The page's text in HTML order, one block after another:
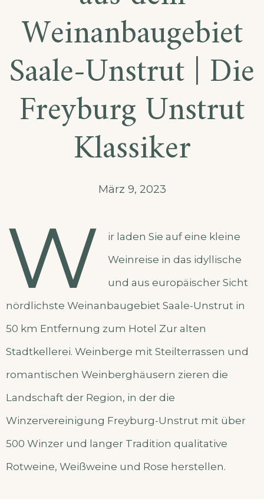
Weinanbaugebiet
Saale-Unstrut | Die
Freyburg Unstrut
Klassiker
März 9, 2023
W
ir laden Sie auf eine kleine
Weinreise in das idyllische
und aus europäischer Sicht
nördlichste Weinanbaugebiet Saale-Unstrut in
50 km Entfernung zum Hotel Zur alten
Stadtkellerei. Weinberge mit Steilterrassen und
romantischen Weinberghäusern zieren die
Landschaft der Region, in der die
Winzervereinigung Freyburg-Unstrut mit über
500 Winzer und langer Tradition qualitative
Rotweine, Weißweine und Rose herstellen.